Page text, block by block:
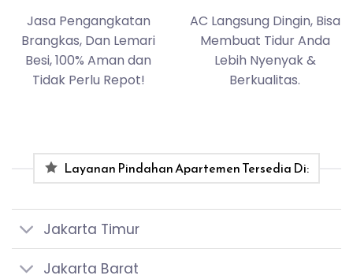
Jasa Pengangkatan
Brangkas, Dan Lemari
Besi, 100% Aman dan
Tidak Perlu Repot!
AC Langsung Dingin, Bisa
Membuat Tidur Anda
Lebih Nyenyak &
Berkualitas.
Layanan Pindahan Apartemen Tersedia Di:
Jakarta Timur
Jakarta Barat